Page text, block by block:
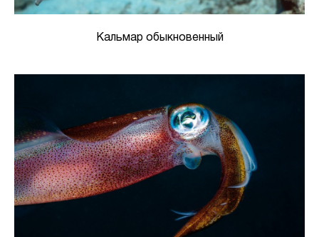
Кальмар обыкновенный